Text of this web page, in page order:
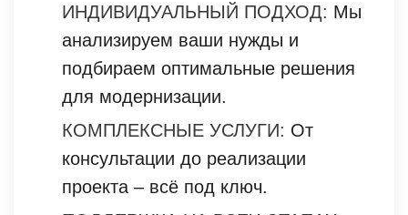
ИНДИВИДУАЛЬНЫЙ ПОДХОД: Мы
анализируем ваши нужды и
подбираем оптимальные решения
для модернизации.
КОМПЛЕКСНЫЕ УСЛУГИ: От
консультации до реализации
проекта – всё под ключ.